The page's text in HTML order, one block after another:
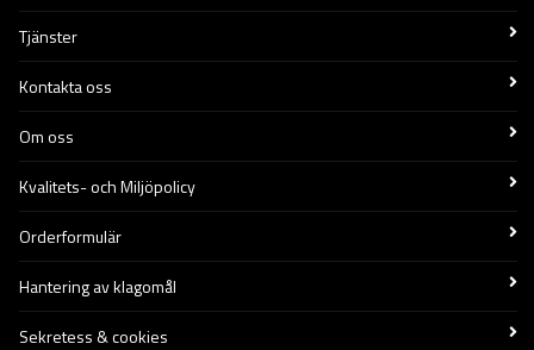
Tjänster
Kontakta oss
Om oss
Kvalitets- och Miljöpolicy
Orderformulär
Hantering av klagomål
Sekretess & cookies